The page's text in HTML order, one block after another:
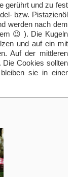
gerührt und zu fest
bzw. Pistazienöl
werden nach dem
😉 ). Die Kugeln
und auf ein mit
Auf der mittleren
Die Cookies sollten
sie in einer